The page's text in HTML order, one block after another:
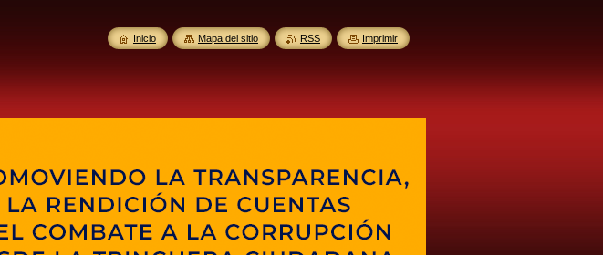
Inicio Mapa del sitio RSS Imprimir